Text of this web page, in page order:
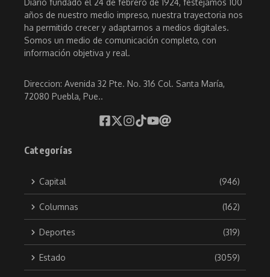
Diario fundado el 24 de febrero de 1924, festejamos 100
años de nuestro medio impreso, nuestra trayectoria nos
ha permitido crecer y adaptarnos a medios digitales.
Somos un medio de comunicación completo, con
información objetiva y real.
Direccion: Avenida 32 Pte. No. 316 Col. Santa María,
72080 Puebla, Pue..
Categorías
Capital (946)
Columnas (162)
Deportes (319)
Estado (3059)